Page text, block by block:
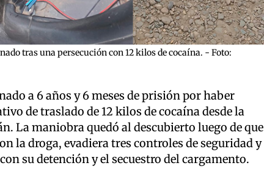
tras una persecución con 12 kilos de cocaína. - Foto:
a 6 años y 6 meses de prisión por haber
de traslado de 12 kilos de cocaína desde la
La maniobra quedó al descubierto luego de que
la droga, evadiera tres controles de seguridad y
su detención y el secuestro del cargamento.